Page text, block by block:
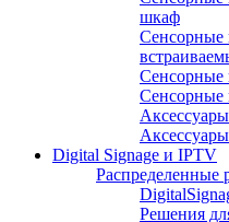
шкаф
Сенсорные
Сенсорные
Сенсорные
Digital Signage и IPTV
Распределенные
Решения